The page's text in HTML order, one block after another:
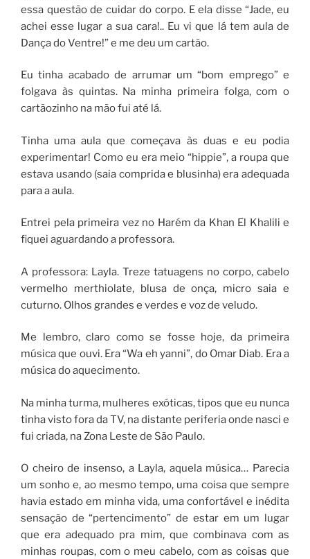
essa questão de cuidar do corpo. E ela disse “Jade, eu
achei esse lugar a sua cara!.. Eu vi que lá tem aula de
Dança do Ventre!” e me deu um cartão.
Eu tinha acabado de arrumar um “bom emprego” e
folgava às quintas. Na minha primeira folga, com o
cartãozinho na mão fui até lá.
Tinha uma aula que começava às duas e eu podia
experimentar! Como eu era meio “hippie”, a roupa que
estava usando (saia comprida e blusinha) era adequada
para a aula.
Entrei pela primeira vez no Harém da Khan El Khalili e
fiquei aguardando a professora.
A professora: Layla. Treze tatuagens no corpo, cabelo
vermelho merthiolate, blusa de onça, micro saia e
cuturno. Olhos grandes e verdes e voz de veludo.
Me lembro, claro como se fosse hoje, da primeira
música que ouvi. Era “Wa eh yanni”, do Omar Diab. Era a
música do aquecimento.
Na minha turma, mulheres exóticas, tipos que eu nunca
tinha visto fora da TV, na distante periferia onde nasci e
fui criada, na Zona Leste de São Paulo.
O cheiro de insenso, a Layla, aquela música… Parecia
um sonho e, ao mesmo tempo, uma coisa que sempre
havia estado em minha vida, uma confortável e inédita
sensação de “pertencimento” de estar em um lugar
que era adequado pra mim, que combinava com as
minhas roupas, com o meu cabelo, com as coisas que